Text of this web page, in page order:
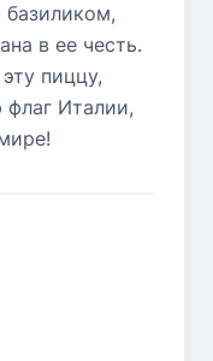
в ее честь.
пиццу,
Италии,